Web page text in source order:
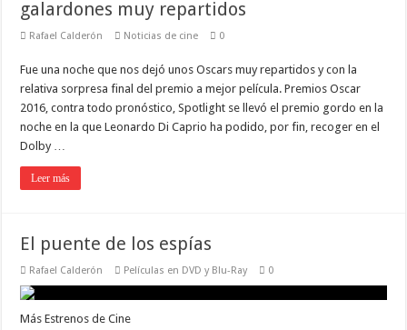
galardones muy repartidos
Rafael Calderón Noticias de cine 0
Fue una noche que nos dejó unos Oscars muy repartidos y con la
relativa sorpresa final del premio a mejor película. Premios Oscar
2016, contra todo pronóstico, Spotlight se llevó el premio gordo en la
noche en la que Leonardo Di Caprio ha podido, por fin, recoger en el
Dolby …
Leer más
El puente de los espías
Rafael Calderón Películas en DVD y Blu-Ray 0
Más Estrenos de Cine